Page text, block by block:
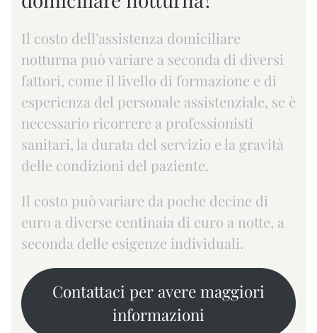
Il costo dell’assistenza domiciliare
notturna può variare a seconda di diversi
fattori, come il livello di formazione e di
esperienza del personale assistenziale, se è
necessario ricorrere a professionisti
sanitari, la durata del servizio e la gravità
delle condizioni del paziente.
Il costo può variare da poche decine di
euro a diverse centinaia di euro a notte, a
seconda delle esigenze individuali.
Contattaci per avere maggiori
informazioni